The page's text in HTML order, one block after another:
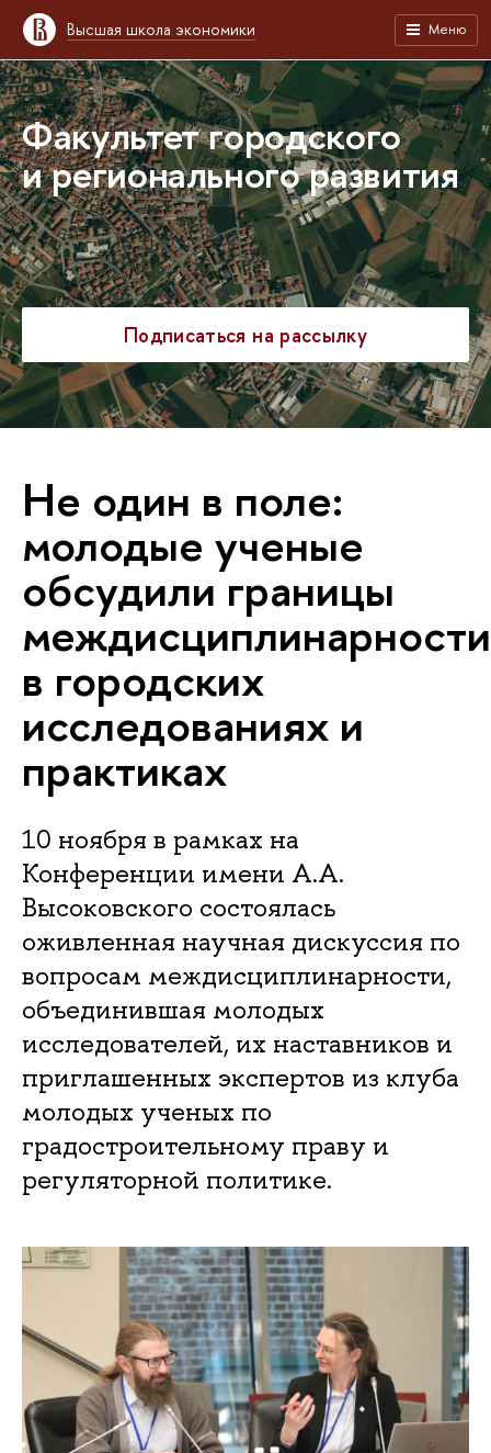
Высшая школа экономики Меню
Факультет городского
и регионального развития
Подписаться на рассылку
Не один в поле:
молодые ученые
обсудили границы
междисциплинарности
в городских
исследованиях и
практиках
10 ноября в рамках на
Конференции имени А.А.
Высоковского состоялась
оживленная научная дискуссия по
вопросам междисциплинарности,
объединившая молодых
исследователей, их наставников и
приглашенных экспертов из клуба
молодых ученых по
градостроительному праву и
регуляторной политике.